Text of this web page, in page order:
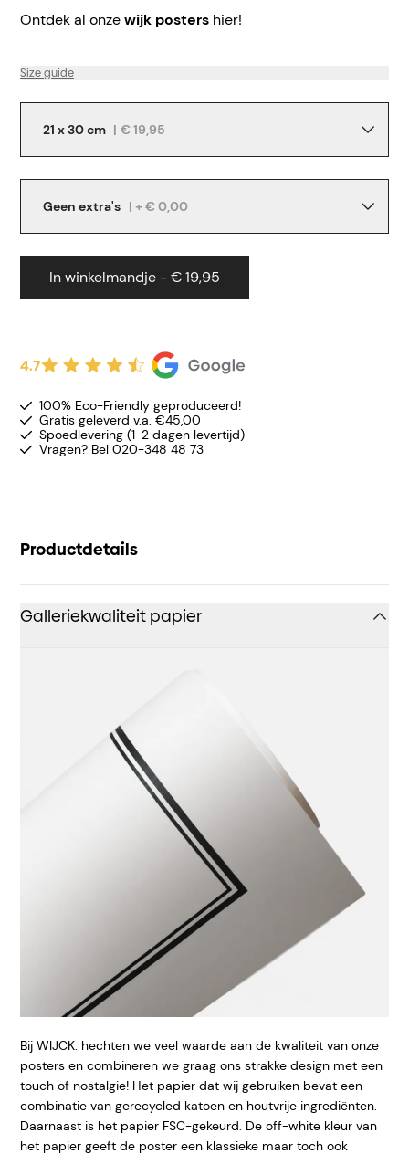
Ontdek al onzewijk posters hier!
Size guide
21 x 30 cm | € 19,95
Geen extra's | + € 0,00
In winkelmandje - € 19,95
4.7
100% Eco-Friendly geproduceerd!
Gratis geleverd v.a. €45,00
Spoedlevering (1-2 dagen levertijd)
Vragen? Bel 020-348 48 73
Productdetails
Galleriekwaliteit papier
Bij WIJCK. hechten we veel waarde aan de kwaliteit van onze
posters en combineren we graag ons strakke design met een
touch of nostalgie! Het papier dat wij gebruiken bevat een
combinatie van gerecycled katoen en houtvrije ingrediënten.
Daarnaast is het papier FSC-gekeurd. De off-white kleur van
het papier geeft de poster een klassieke maar toch ook